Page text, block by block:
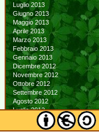
Luglio 2013
Giugno 2013
Maggio 2013
Aprile 2013
Marzo 2013
Febbraio 2013
Gennaio 2013
Dicembre 2012
Novembre 2012
Ottobre 2012
Settembre 2012
Agosto 2012
Luglio 2012
Giugno 2012
Maggio 2012